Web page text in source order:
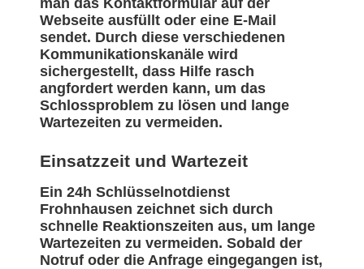
man das Kontaktformular auf der
Webseite ausfüllt oder eine E-Mail
sendet. Durch diese verschiedenen
Kommunikationskanäle wird
sichergestellt, dass Hilfe rasch
angfordert werden kann, um das
Schlossproblem zu lösen und lange
Wartezeiten zu vermeiden.
Einsatzzeit und Wartezeit
Ein 24h Schlüsselnotdienst
Frohnhausen zeichnet sich durch
schnelle Reaktionszeiten aus, um lange
Wartezeiten zu vermeiden. Sobald der
Notruf oder die Anfrage eingegangen ist,